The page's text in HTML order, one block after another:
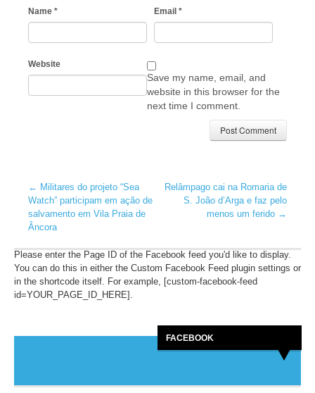
Name * Email *
Website
Save my name, email, and
website in this browser for the
next time I comment.
← Militares do projeto “Sea
Watch” participam em ação de
salvamento em Vila Praia de
Âncora
Relâmpago cai na Romaria de
S. João d’Arga e faz pelo
menos um ferido →
Please enter the Page ID of the Facebook feed you'd like to display.
You can do this in either the Custom Facebook Feed plugin settings or
in the shortcode itself. For example, [custom-facebook-feed
id=YOUR_PAGE_ID_HERE].
FACEBOOK